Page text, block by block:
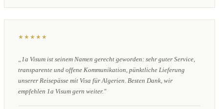
★★★★★
„1a Visum ist seinem Namen gerecht geworden: sehr guter Service,
transparente und offene Kommunikation, pünktliche Lieferung
unserer Reisepässe mit Visa für Algerien. Besten Dank, wir
empfehlen 1a Visum gern weiter."